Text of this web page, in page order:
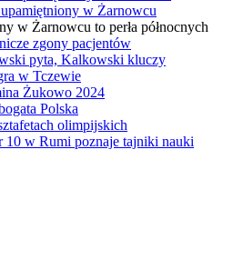
w Żarnowcu
w Żarnowcu to perła północnych
zgony pacjentów
pyta, Kalkowski kluczy
w Tczewie
Żukowo 2024
Polska
olimpijskich
10 w Rumi poznaje tajniki nauki